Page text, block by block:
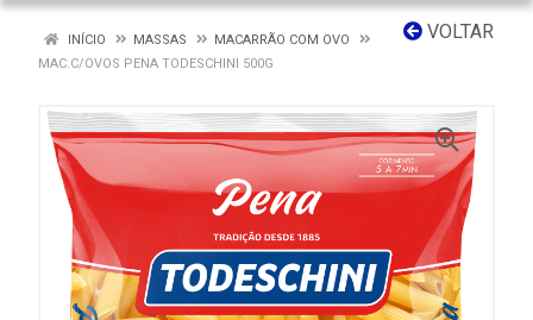
VOLTAR
INÍCIO MASSAS
MACARRÃO COM OVO
MAC.C/OVOS PENA TODESCHINI 500G